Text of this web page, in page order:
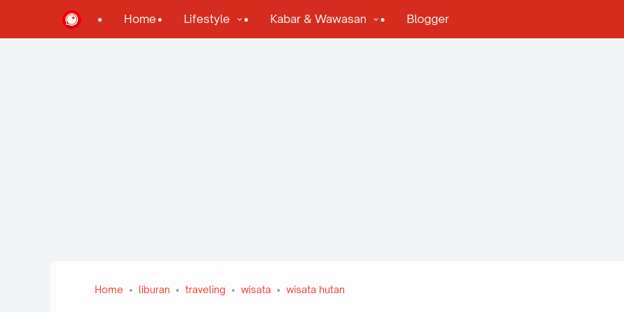
Home Lifestyle Kabar & Wawasan Blogger
Home liburan traveling wisata wisata hutan